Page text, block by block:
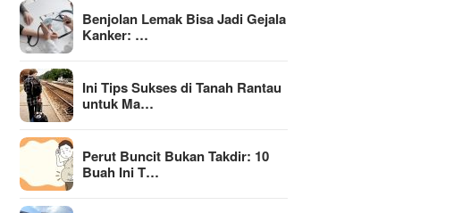
Benjolan Lemak Bisa Jadi Gejala
Kanker: …
Ini Tips Sukses di Tanah Rantau
untuk Ma…
Perut Buncit Bukan Takdir: 10
Buah Ini T…